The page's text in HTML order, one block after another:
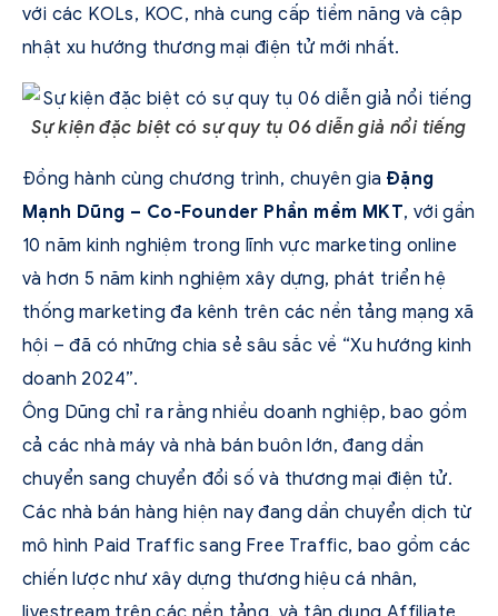
với các KOLs, KOC, nhà cung cấp tiềm năng và cập
nhật xu hướng thương mại điện tử mới nhất.
Sự kiện đặc biệt có sự quy tụ 06 diễn giả nổi tiếng
Đồng hành cùng chương trình, chuyên gia Đặng
Mạnh Dũng – Co-Founder Phần mềm MKT, với gần
10 năm kinh nghiệm trong lĩnh vực marketing online
và hơn 5 năm kinh nghiệm xây dựng, phát triển hệ
thống marketing đa kênh trên các nền tảng mạng xã
hội – đã có những chia sẻ sâu sắc về “Xu hướng kinh
doanh 2024”.
Ông Dũng chỉ ra rằng nhiều doanh nghiệp, bao gồm
cả các nhà máy và nhà bán buôn lớn, đang dần
chuyển sang chuyển đổi số và thương mại điện tử.
Các nhà bán hàng hiện nay đang dần chuyển dịch từ
mô hình Paid Traffic sang Free Traffic, bao gồm các
chiến lược như xây dựng thương hiệu cá nhân,